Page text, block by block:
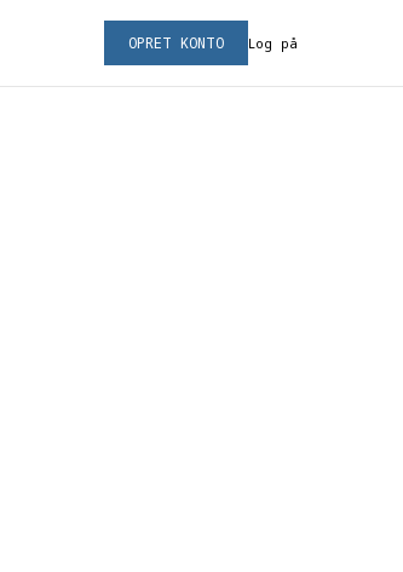
Log på
OPRET KONTO